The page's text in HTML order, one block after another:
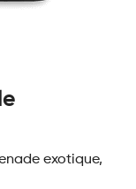
exotique,